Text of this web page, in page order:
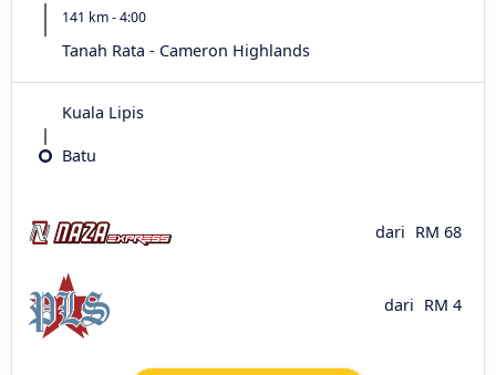
141 km - 4:00
Tanah Rata - Cameron Highlands
Kuala Lipis
Batu
dari RM 68
dari RM 4